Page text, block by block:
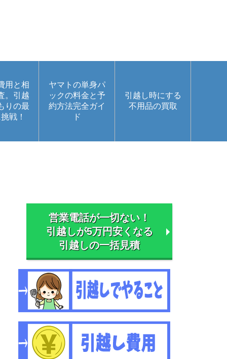
用と相
。引越
りの最
戦！
ヤマトの単身パ
ックの料金と予
約方法完全ガイ
ド
引越し時にする
不用品の買取
営業電話が一切ない！
引越しが5万円安くなる
引越しの一括見積